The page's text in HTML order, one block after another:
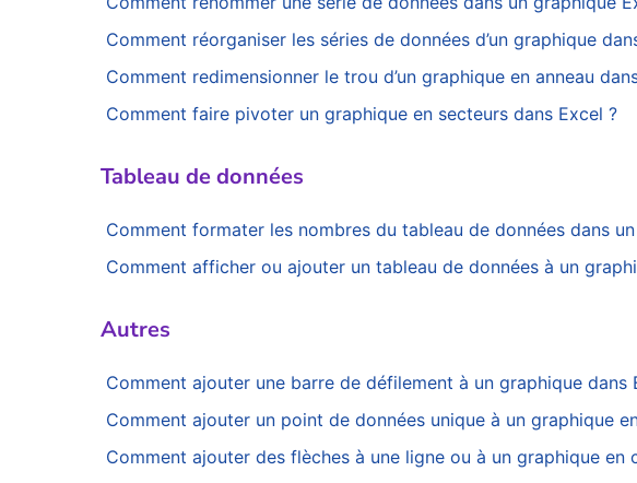
Comment réorganiser les séries de données d’un graphique
Comment redimensionner le trou d’un graphique en anneau
Comment faire pivoter un graphique en secteurs dans Excel ?
Tableau de données
Comment formater les nombres du tableau de données dans
Comment afficher ou ajouter un tableau de données à un
Autres
Comment ajouter une barre de défilement à un graphique dans
Comment ajouter un point de données unique à un graphique
Comment ajouter des flèches à une ligne ou à un graphique en